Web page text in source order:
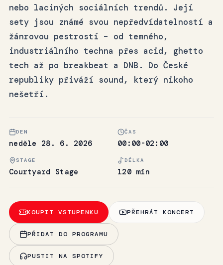
nebo laciných sociálních trendů. Její
sety jsou známé svou nepředvídatelností a
žánrovou pestrostí – od temného,
industriálního techna přes acid, ghetto
tech až po breakbeat a DNB. Do České
republiky přiváží sound, který nikoho
nešetří.
DEN
neděle 28. 6. 2026
ČAS
00:00-02:00
STAGE
Courtyard Stage
DÉLKA
120 min
KOUPIT VSTUPENKU PŘEHRÁT KONCERT
PŘIDAT DO PROGRAMU
PUSTIT NA SPOTIFY